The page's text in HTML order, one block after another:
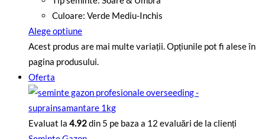
Culoare: Verde Mediu-Inchis
Alege optiune
Acest produs are mai multe variații. Opțiunile pot fi alese în
pagina produsului.
Oferta
Evaluat la 4.92din 5 pe baza a 12 evaluări de la clienți